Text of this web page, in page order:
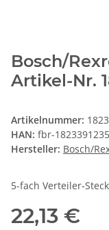
Bosch/
Artikel-Nr.
Artikelnummer:
HAN: fbr-1823391235
Hersteller: Bosch/
5-fach Verteiler-
22,13 €